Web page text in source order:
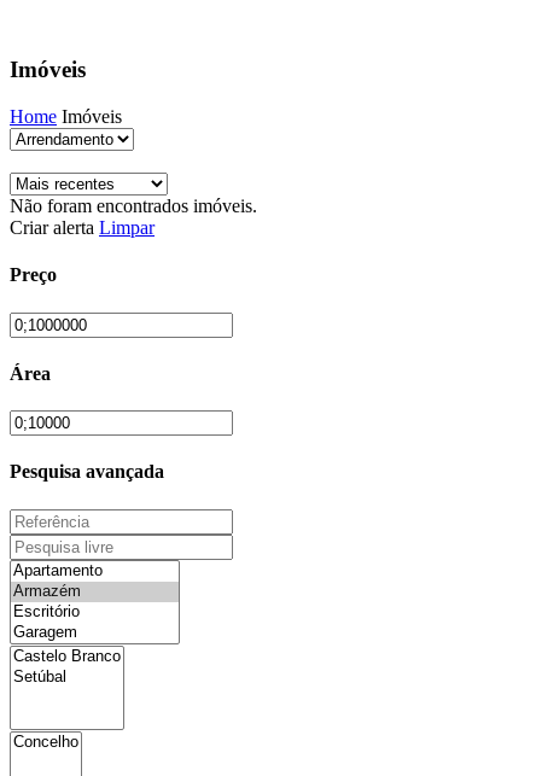
Imóveis
Home Imóveis
Não foram encontrados imóveis.
Criar alerta Limpar
Preço
Área
Pesquisa avançada